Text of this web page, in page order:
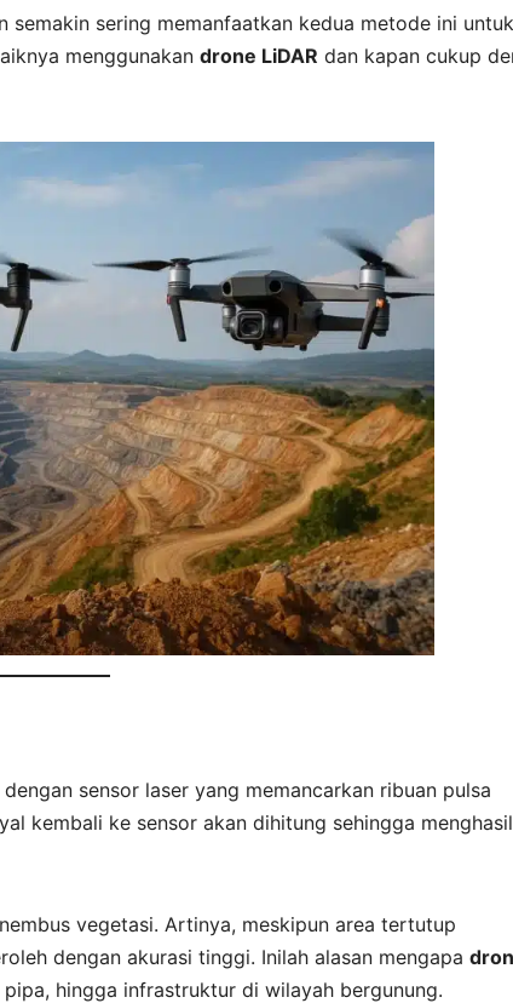
semakin sering memanfaatkan kedua metode ini untuk
menggunakan drone LiDAR dan kapan cukup
sensor laser yang memancarkan ribuan pulsa
kembali ke sensor akan dihitung sehingga
vegetasi. Artinya, meskipun area tertutup
dengan akurasi tinggi. Inilah alasan mengapa
hingga infrastruktur di wilayah bergunung.